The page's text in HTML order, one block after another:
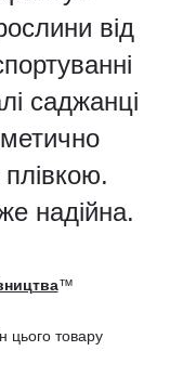
від
саджанці
надійна.
™
цього товару